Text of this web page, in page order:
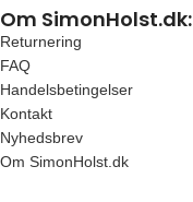
Om SimonHolst.dk:
Returnering
FAQ
Handelsbetingelser
Kontakt
Nyhedsbrev
Om SimonHolst.dk